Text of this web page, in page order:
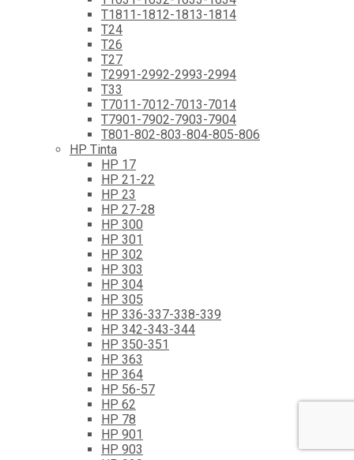
T1811-1812-1813-1814
T24
T26
T27
T2991-2992-2993-2994
T33
T7011-7012-7013-7014
T7901-7902-7903-7904
T801-802-803-804-805-806
HP Tinta
HP 17
HP 21-22
HP 23
HP 27-28
HP 300
HP 301
HP 302
HP 303
HP 304
HP 305
HP 336-337-338-339
HP 342-343-344
HP 350-351
HP 363
HP 364
HP 56-57
HP 62
HP 78
HP 901
HP 903